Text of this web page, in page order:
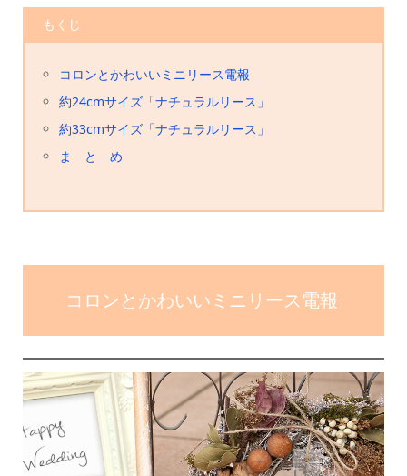
もくじ
コロンとかわいいミニリース電報
約24cmサイズ「ナチュラルリース」
約33cmサイズ「ナチュラルリース」
ま と め
コロンとかわいいミニリース電報